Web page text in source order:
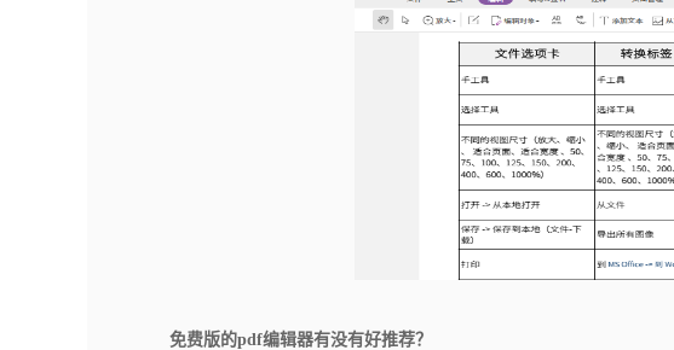
免费版的pdf编辑器有没有好推荐？